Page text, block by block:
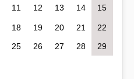
11 12 13 14 15
18 19 20 21
22
25 26 27 28
29